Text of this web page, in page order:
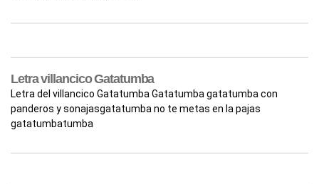
Letra villancico Gatatumba
Letra del villancico Gatatumba Gatatumba gatatumba con
panderos y sonajasgatatumba no te metas en la pajas
gatatumbatumba